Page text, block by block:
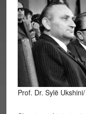
Prof. Dr. Sylë Ukshini/